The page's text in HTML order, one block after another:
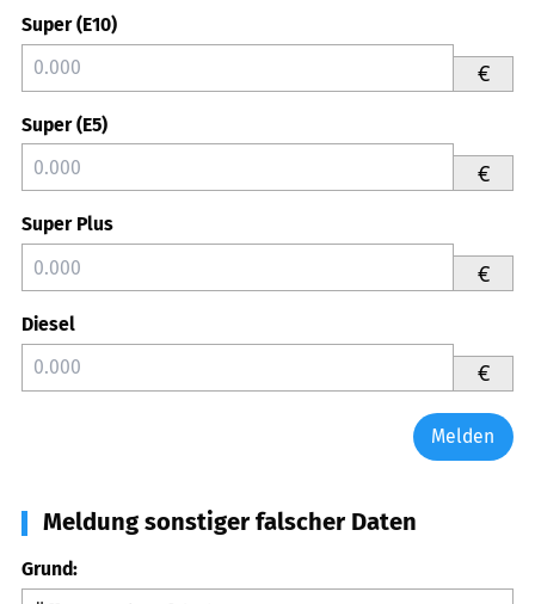
Super (E10)
€
Super (E5)
€
Super Plus
€
Diesel
€
Melden
Meldung sonstiger falscher Daten
Grund: